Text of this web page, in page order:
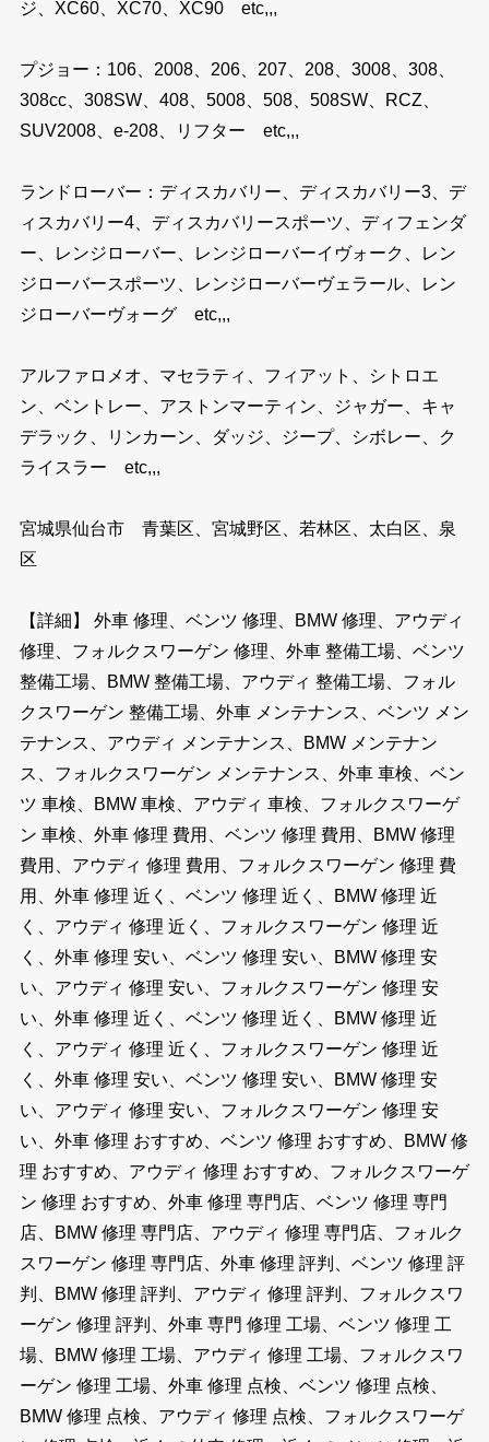
ジ、XC60、XC70、XC90 etc,,,
プジョー：106、2008、206、207、208、3008、308、
308cc、308SW、408、5008、508、508SW、RCZ、
SUV2008、e-208、リフター etc,,,
ランドローバー：ディスカバリー、ディスカバリー3、デ
ィスカバリー4、ディスカバリースポーツ、ディフェンダ
ー、レンジローバー、レンジローバーイヴォーク、レン
ジローバースポーツ、レンジローバーヴェラール、レン
ジローバーヴォーグ etc,,,
アルファロメオ、マセラティ、フィアット、シトロエ
ン、ベントレー、アストンマーティン、ジャガー、キャ
デラック、リンカーン、ダッジ、ジープ、シボレー、ク
ライスラー etc,,,
宮城県仙台市 青葉区、宮城野区、若林区、太白区、泉
区
【詳細】 外車 修理、ベンツ 修理、BMW 修理、アウディ
修理、フォルクスワーゲン 修理、外車 整備工場、ベンツ
整備工場、BMW 整備工場、アウディ 整備工場、フォル
クスワーゲン 整備工場、外車 メンテナンス、ベンツ メン
テナンス、アウディ メンテナンス、BMW メンテナン
ス、フォルクスワーゲン メンテナンス、外車 車検、ベン
ツ 車検、BMW 車検、アウディ 車検、フォルクスワーゲ
ン 車検、外車 修理 費用、ベンツ 修理 費用、BMW 修理
費用、アウディ 修理 費用、フォルクスワーゲン 修理 費
用、外車 修理 近く、ベンツ 修理 近く、BMW 修理 近
く、アウディ 修理 近く、フォルクスワーゲン 修理 近
く、外車 修理 安い、ベンツ 修理 安い、BMW 修理 安
い、アウディ 修理 安い、フォルクスワーゲン 修理 安
い、外車 修理 近く、ベンツ 修理 近く、BMW 修理 近
く、アウディ 修理 近く、フォルクスワーゲン 修理 近
く、外車 修理 安い、ベンツ 修理 安い、BMW 修理 安
い、アウディ 修理 安い、フォルクスワーゲン 修理 安
い、外車 修理 おすすめ、ベンツ 修理 おすすめ、BMW 修
理 おすすめ、アウディ 修理 おすすめ、フォルクスワーゲ
ン 修理 おすすめ、外車 修理 専門店、ベンツ 修理 専門
店、BMW 修理 専門店、アウディ 修理 専門店、フォルク
スワーゲン 修理 専門店、外車 修理 評判、ベンツ 修理 評
判、BMW 修理 評判、アウディ 修理 評判、フォルクスワ
ーゲン 修理 評判、外車 専門 修理 工場、ベンツ 修理 工
場、BMW 修理 工場、アウディ 修理 工場、フォルクスワ
ーゲン 修理 工場、外車 修理 点検、ベンツ 修理 点検、
BMW 修理 点検、アウディ 修理 点検、フォルクスワーゲ